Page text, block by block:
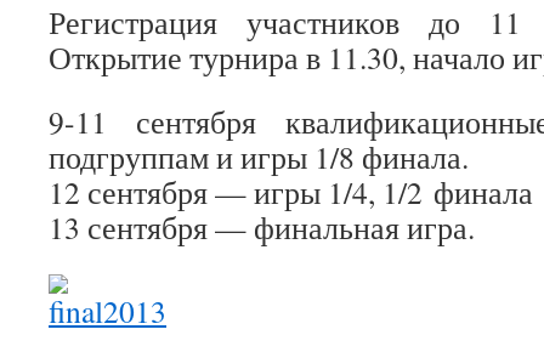
Регистрация участников до
Открытие турнира в 11.30, начало
9-11 сентября
подгруппам и игры 1/8 финала.
12 сентября — игры 1/4, 1/2 финала
13 сентября — финальная игра.